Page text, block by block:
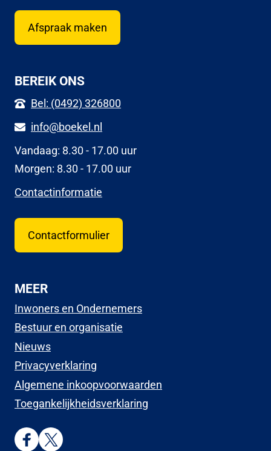
Afspraak maken
BEREIK ONS
Bel: (0492) 326800
info@boekel.nl
Vandaag: 8.30 - 17.00 uur
Morgen: 8.30 - 17.00 uur
Contactinformatie
Contactformulier
MEER
Inwoners en Ondernemers
Bestuur en organisatie
Nieuws
Privacyverklaring
Algemene inkoopvoorwaarden
Toegankelijkheidsverklaring